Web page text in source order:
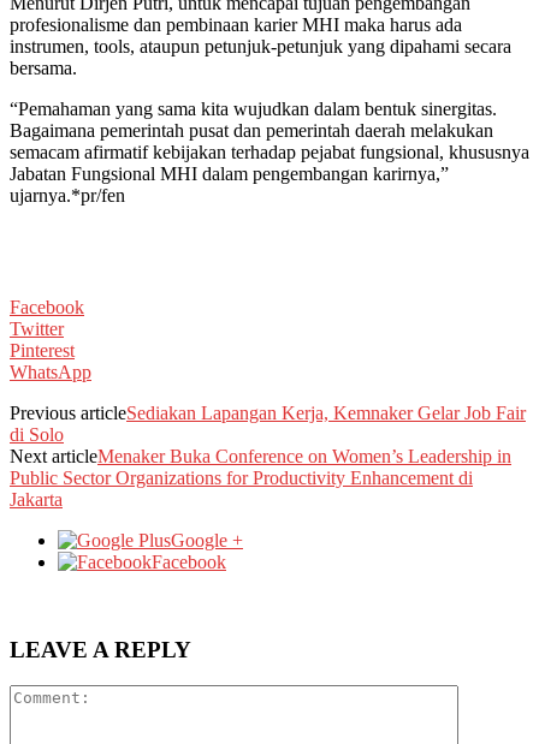
profesionalisme dan pembinaan karier MHI maka harus ada
instrumen, tools, ataupun petunjuk-petunjuk yang dipahami secara
bersama.
“Pemahaman yang sama kita wujudkan dalam bentuk sinergitas.
Bagaimana pemerintah pusat dan pemerintah daerah melakukan
semacam afirmatif kebijakan terhadap pejabat fungsional, khususnya
Jabatan Fungsional MHI dalam pengembangan karirnya,”
ujarnya.*pr/fen
Facebook
Twitter
Pinterest
WhatsApp
Previous articleSediakan Lapangan Kerja, Kemnaker Gelar Job Fair
di Solo
Next articleMenaker Buka Conference on Women’s Leadership in
Public Sector Organizations for Productivity Enhancement di
Jakarta
Google +
Facebook
LEAVE A REPLY